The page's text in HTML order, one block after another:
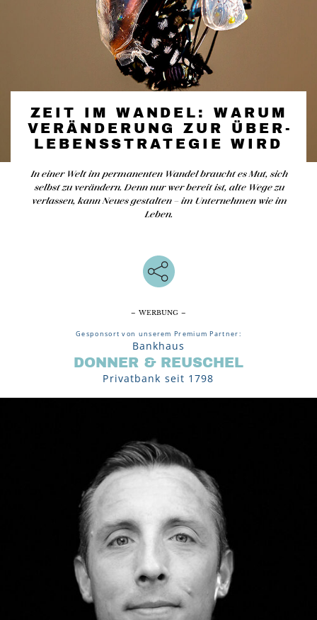
ZEIT IM WANDEL: WARUM
VERÄN­DERUNG ZUR ÜBER­
LEBENS­STRATEGIE WIRD
In einer Welt im permanenten Wandel braucht es Mut, sich
selbst zu verändern. Denn nur wer bereit ist, alte Wege zu
verlassen, kann Neues gestalten – im Unternehmen wie im
Leben.
– WERBUNG –
Gesponsort von unserem Premium Partner:
Bankhaus
DONNER & REUSCHEL
Privatbank seit 1798